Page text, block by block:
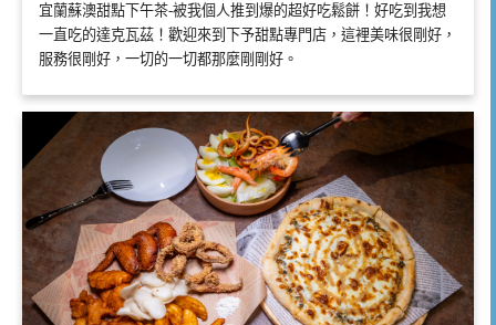
宜蘭蘇澳甜點下午茶-被我個人推到爆的超好吃鬆餅！好吃到我想
一直吃的達克瓦茲！歡迎來到下予甜點專門店，這裡美味很剛好，
服務很剛好，一切的一切都那麼剛剛好。